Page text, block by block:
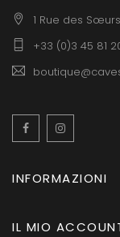
1 Rue des
+33 (0)3 45 81
Facebook
INFORMAZIONI
IL MIO